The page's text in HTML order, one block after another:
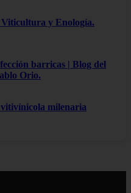
y Enología.
barricas | Blog del
Orio.
milenaria